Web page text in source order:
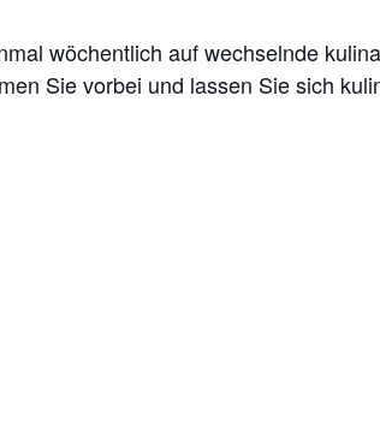
wöchentlich auf wechselnde
Sie vorbei und lassen Sie sich